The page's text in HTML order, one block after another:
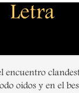
Letra
encuentro
oidos y en el